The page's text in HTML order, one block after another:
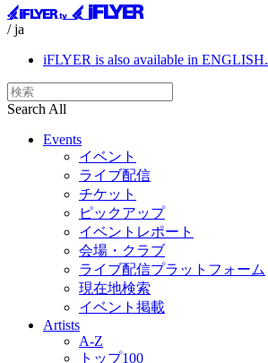
/ ja
iFLYER is also available in ENGLISH.
Search All
Events
イベント
ライブ配信
チケット
ピックアップ
イベントレポート
会場・クラブ
ライブ配信プラットフォーム
現在地検索
イベント掲載
Artists
A-Z
トップ100